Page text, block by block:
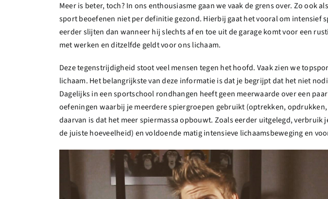
Meer is beter, toch? In ons enthousiasme gaan we vaak de grens over. Zo ook
sport beoefenen niet per definitie gezond. Hierbij gaat het vooral om intensief
eerder slijten dan wanneer hij slechts af en toe uit de garage komt voor een
met werken en ditzelfde geldt voor ons lichaam.
Deze tegenstrijdigheid stoot veel mensen tegen het hoofd. Vaak zien we
lichaam. Het belangrijkste van deze informatie is dat je begrijpt dat het niet
Dagelijks in een sportschool rondhangen heeft geen meerwaarde over een
oefeningen waarbij je meerdere spiergroepen gebruikt (optrekken,
daarvan is dat het meer spiermassa opbouwt. Zoals eerder uitgelegd,
de juiste hoeveelheid) en voldoende matig intensieve lichaamsbeweging en